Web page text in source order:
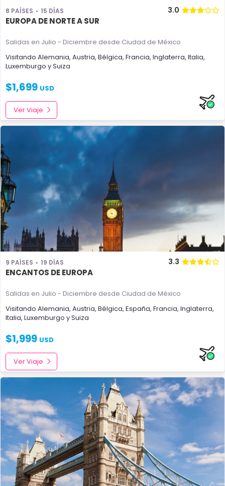
8 PAÍSES 15 DÍAS 3.0
EUROPA DE NORTE A SUR
Salidas en Julio - Diciembre desde Ciudad de México
Visitando Alemania, Austria, Bélgica, Francia, Inglaterra, Italia,
Luxemburgo ySuiza
$1,699 USD
Ver Viaje
9 PAÍSES 19 DÍAS 3.3
ENCANTOS DE EUROPA
Salidas en Julio - Diciembre desde Ciudad de México
Visitando Alemania, Austria, Bélgica, España, Francia, Inglaterra,
Italia, Luxemburgo ySuiza
$1,999 USD
Ver Viaje